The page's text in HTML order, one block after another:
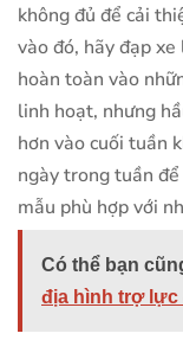
không đủ để cải
vào đó, hãy đạp
hoàn toàn vào
linh hoạt, nhưng
hơn vào cuối tuần
ngày trong tuần
mẫu phù hợp với
Có thể bạn
địa hình trợ lực